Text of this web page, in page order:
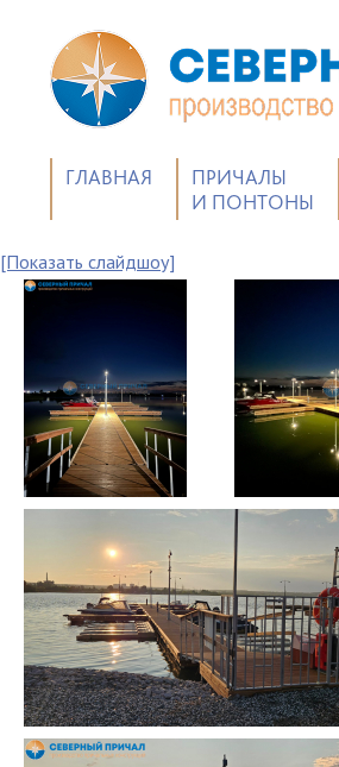
ГЛАВНАЯ
ПРИЧАЛЫ
И ПОНТОНЫ
[Показать слайдшоу]